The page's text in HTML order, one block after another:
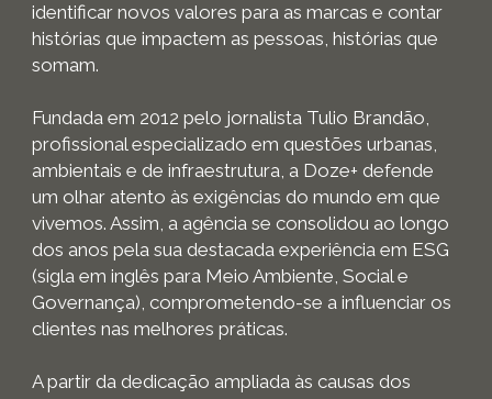
identificar novos valores para as marcas e contar
histórias que impactem as pessoas, histórias que
somam.
Fundada em 2012 pelo jornalista Tulio Brandão,
profissional especializado em questões urbanas,
ambientais e de infraestrutura, a Doze+ defende
um olhar atento às exigências do mundo em que
vivemos. Assim, a agência se consolidou ao longo
dos anos pela sua destacada experiência em ESG
(sigla em inglês para Meio Ambiente, Social e
Governança), comprometendo-se a influenciar os
clientes nas melhores práticas.
A partir da dedicação ampliada às causas dos